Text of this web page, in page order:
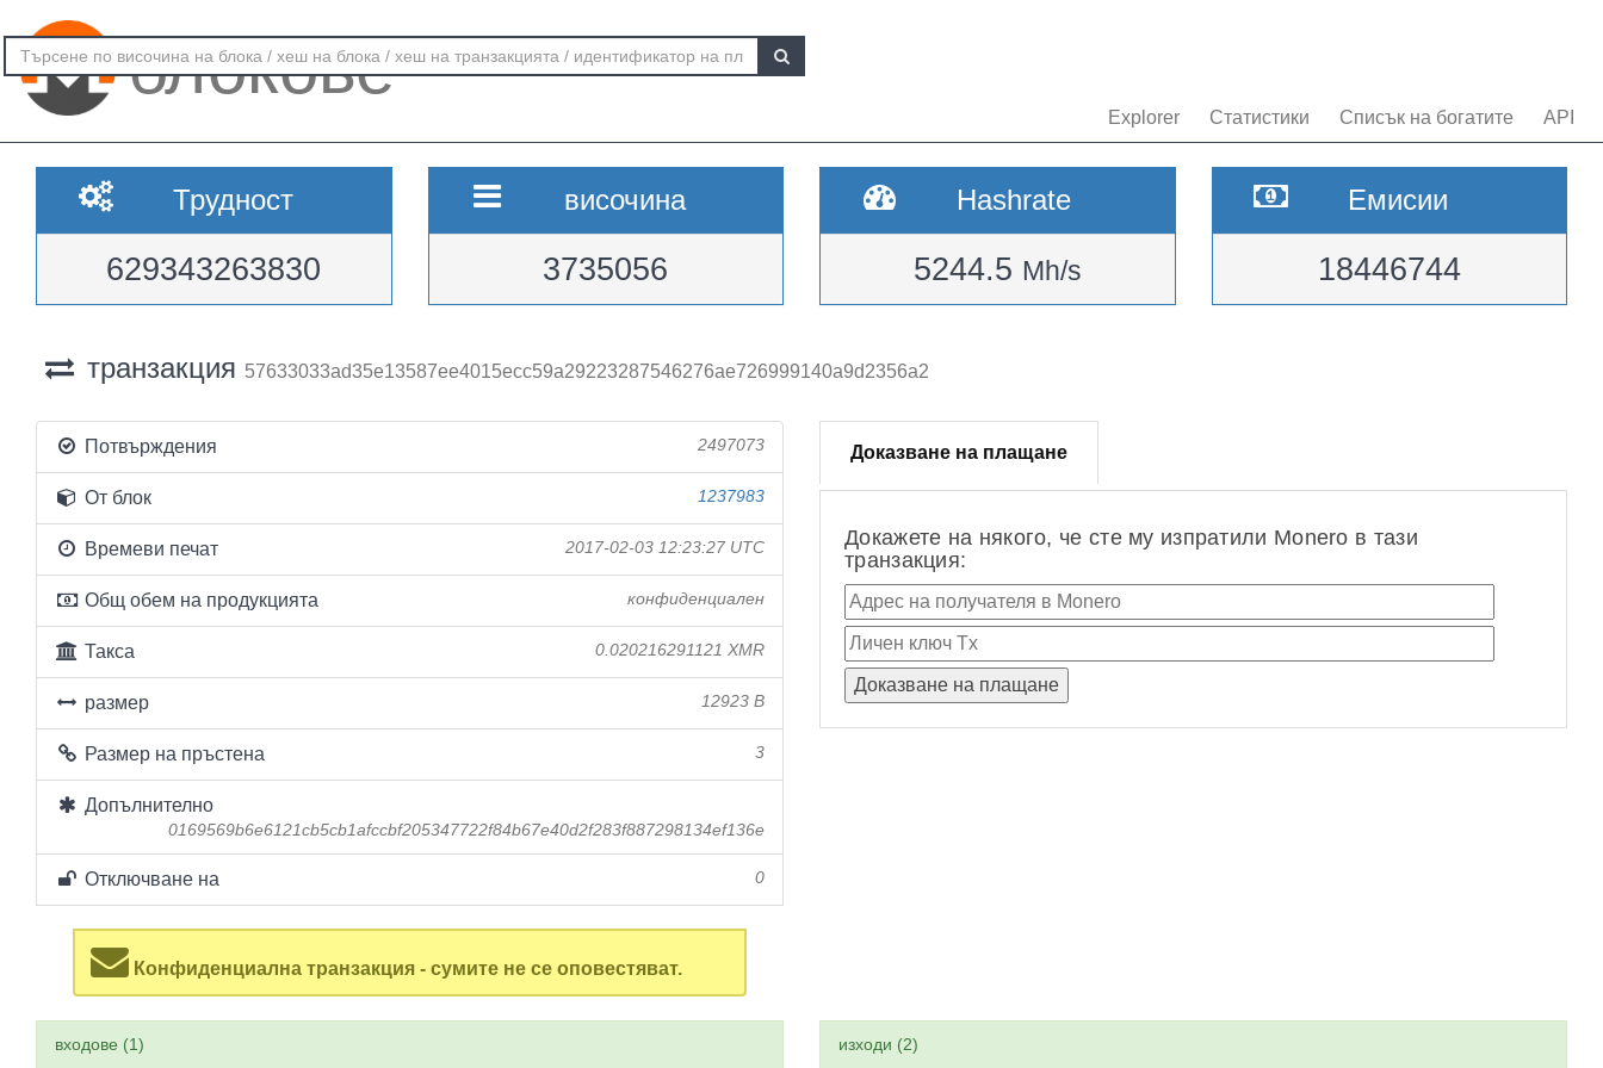
блокове
Explorer Статистики Списък на богатите API
Трудност
629343263830
височина
3735056
Hashrate
5244.5 Mh/s
Емисии
18446744
транзакция 57633033ad35e13587ee4015ecc59a29223287546276ae726999140a9d2356a2
Потвърждения 2497073
От блок 1237983
Времеви печат 2017-02-03 12:23:27 UTC
Общ обем на продукцията конфиденциален
Такса 0.020216291121 XMR
размер 12923 B
Размер на пръстена 3
Допълнително
0169569b6e6121cb5cb1afccbf205347722f84b67e40d2f283f887298134ef136e
Отключване на 0
Конфиденциална транзакция - сумите не се оповестяват.
Доказване на плащане
Докажете на някого, че сте му изпратили Monero в тази
транзакция:
входове (1) изходи (2)